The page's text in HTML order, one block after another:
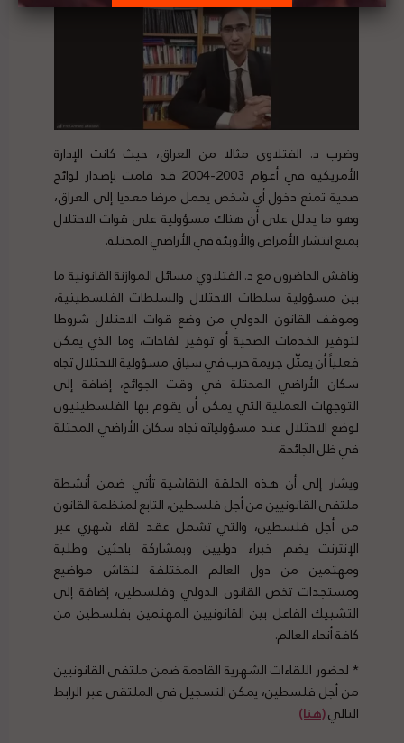
وضرب د. الفتلاوي مثالا من العراق، حيث كانت الإدارة
الأمريكية في أعوام 2003-2004 قد قامت بإصدار لوائح
صحية تمنع دخول أي شخص يحمل مرضا معديا إلى العراق،
وهو ما يدلل على أن هناك مسؤولية على قوات الاحتلال
بمنع انتشار الأمراض والأوبئة في الأراضي المحتلة.
وناقش الحاضرون مع د. الفتلاوي مسائل الموازنة القانونية ما
بين مسؤولية سلطات الاحتلال والسلطات الفلسطينية،
وموقف القانون الدولي من وضع قوات الاحتلال شروطا
لتوفير الخدمات الصحية أو توفير لقاحات، وما الذي يمكن
فعلياً أن يمثّل جريمة حرب في سياق مسؤولية الاحتلال تجاه
سكان الأراضي المحتلة في وقت الجوائح، إضافة إلى
التوجهات العملية التي يمكن أن يقوم بها الفلسطينيون
لوضع الاحتلال عند مسؤولياته تجاه سكان الأراضي المحتلة
في ظل الجائحة.
ويشار إلى أن هذه الحلقة النقاشية تأتي ضمن أنشطة
ملتقى القانونيين من أجل فلسطين، التابع لمنظمة القانون
من أجل فلسطين، والتي تشمل عقد لقاء شهري عبر
الإنترنت يضم خبراء دوليين وبمشاركة باحثين وطلبة
ومهتمين من دول العالم المختلفة لنقاش مواضيع
ومستجدات تخص القانون الدولي وفلسطين، إضافة إلى
التشبيك الفاعل بين القانونيين المهتمين بفلسطين من
كافة أنحاء العالم.
* لحضور اللقاءات الشهرية القادمة ضمن ملتقى القانونيين
من أجل فلسطين، يمكن التسجيل في الملتقى عبر الرابط
التالي(هنا)